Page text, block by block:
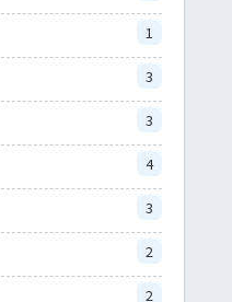
1
3
3
4
3
2
2